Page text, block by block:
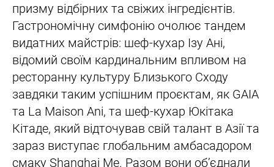
призму відбірних та свіжих інгредієнтів.
Гастрономічну симфонію очолює тандем
видатних майстрів: шеф-кухар Ізу Ані,
відомий своїм кардинальним впливом на
ресторанну культуру Близького Сходу
завдяки таким успішним проєктам, як GAIA
та La Maison Ani, та шеф-кухар Юкітака
Кітаде, який відточував свій талант в Азії та
зараз виступає глобальним амбасадором
смаку Shanghai Me. Разом вони об’єднали